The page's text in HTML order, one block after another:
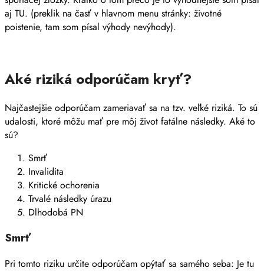
aj TU. (preklik na časť v hlavnom menu stránky: životné
poistenie, tam som písal výhody nevýhody).
Aké riziká odporúčam kryť?
Najčastejšie odporúčam zameriavať sa na tzv. veľké riziká. To sú
udalosti, ktoré môžu mať pre môj život fatálne následky. Aké to
sú?
Smrť
Invalidita
Kritické ochorenia
Trvalé následky úrazu
Dlhodobá PN
Smrť
Pri tomto riziku určite odporúčam opýtať sa samého seba: Je tu